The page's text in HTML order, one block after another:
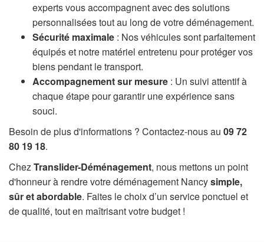
experts vous accompagnent avec des solutions
personnalisées tout au long de votre déménagement.
Sécurité maximale : Nos véhicules sont parfaitement
équipés et notre matériel entretenu pour protéger vos
biens pendant le transport.
Accompagnement sur mesure : Un suivi attentif à
chaque étape pour garantir une expérience sans
souci.
Besoin de plus d'informations ? Contactez-nous au 09 72
80 19 18.
ChezTranslider-Déménagement, nous mettons un point
d'honneur à rendre votre déménagement Nancysimple,
sûr et abordable. Faites le choix d’un service ponctuel et
de qualité, tout en maîtrisant votre budget !